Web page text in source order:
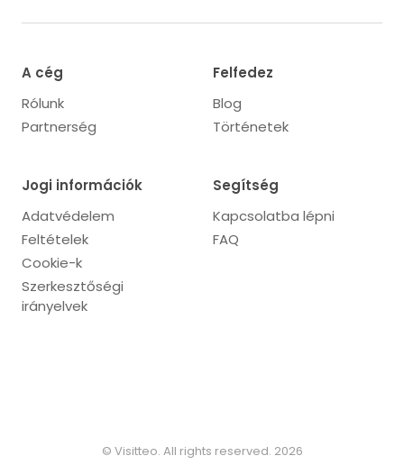
A cég
Rólunk
Partnerség
Felfedez
Blog
Történetek
Jogi információk
Adatvédelem
Feltételek
Cookie-k
Szerkesztőségi
irányelvek
Segítség
Kapcsolatba lépni
FAQ
© Visitteo. All rights reserved. 2026